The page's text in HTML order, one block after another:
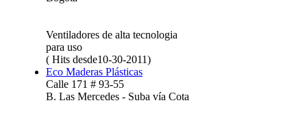
Ventiladores de alta tecnologia
para uso
( Hits desde10-30-2011)
Eco Maderas Plásticas
Calle 171 # 93-55
B. Las Mercedes - Suba vía Cota